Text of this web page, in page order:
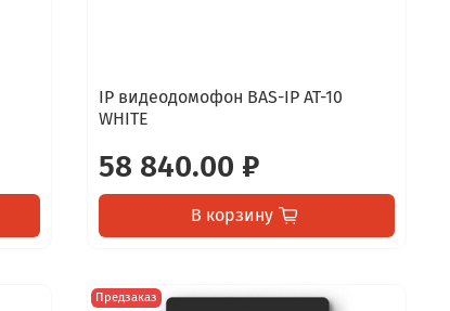
IP видеодомофон BAS-IP AT-10
WHITE
58 840.00 ₽
В корзину
Предзаказ